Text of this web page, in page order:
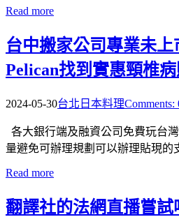
Read more
台中搬家公司專業未上
Pelican找到實惠頸椎
2024-05-30台北日本料理Comments:
各大銀行端及融資公司免費玩台
量避免可辦理規劃可以辦理貼現
Read more
翻譯社的法網直播嘗試